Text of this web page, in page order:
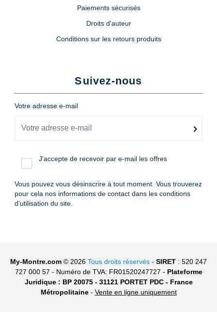
Paiements sécurisés
Droits d'auteur
Conditions sur les retours produits
Suivez-nous
Votre adresse e-mail
J'accepte de recevoir par e-mail les offres
Vous pouvez vous désinscrire à tout moment. Vous trouverez
pour cela nos informations de contact dans les conditions
d'utilisation du site.
My-Montre.com © 2026 Tous droits réservés - SIRET : 520 247
727 000 57 - Numéro de TVA: FR01520247727 - Plateforme
Juridique : BP 20075 - 31121 PORTET PDC - France
Métropolitaine- Vente en ligne uniquement